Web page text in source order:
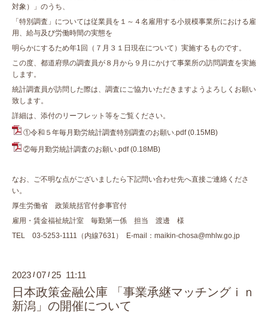
対象）」のうち、
「特別調査」については従業員を１～４名雇用する小規模事業所における雇
用、給与及び労働時間の実態を
明らかにするため年1回（７月３１日現在について）実施するものです。
この度、都道府県の調査員が８月から９月にかけて事業所の訪問調査を実施
します。
統計調査員が訪問した際は、調査にご協力いただきますようよろしくお願い
致します。
詳細は、添付のリーフレット等をご覧ください。
①令和５年毎月勤労統計調査特別調査のお願い.pdf (0.15MB)
②毎月勤労統計調査のお願い.pdf (0.18MB)
なお、ご不明な点がございましたら下記問い合わせ先へ直接ご連絡くださ
い。
厚生労働省 政策統括官付参事官付
雇用・賃金福祉統計室 毎勤第一係 担当 渡邊 様
TEL 03-5253-1111（内線7631） E-mail ：maikin-chosa@mhlw.go.jp
2023 /07 / 25 11:11
日本政策金融公庫 「事業承継マッチングｉｎ
新潟」の開催について